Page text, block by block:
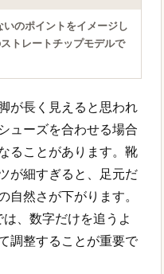
のポイントをイメージし
トレートチップモデルで
が長く見えると思われ
ューズを合わせる場合
ることがあります。靴
が細すぎると、足元だ
自然さが下がります。
、数字だけを追うよ
調整することが重要で